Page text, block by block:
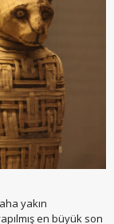
yakın
en büyük son